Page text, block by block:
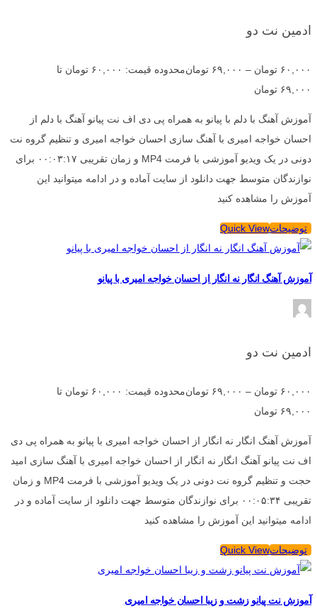
ادمین نت دو
۶۰,۰۰۰ تومان – ۶۹,۰۰۰ تومان
محدوده قیمت: ۶۰,۰۰۰ تومان تا
۶۹,۰۰۰ تومان
آموزش آهنگ با دلم با پیانو به همراه پی دی اف نت پیانو آهنگ با دلم از
احسان خواجه امیری با آهنگ سازی احسان خواجه امیری و تنظیم گروه نت
دونی در یک ویدیو آموزشی با فرمت MP4 و زمان تقریبی ۰۰:۰۳:۱۷ برای
نوازندگان متوسط جهت دانلود از سایت آماده و در ادامه میتوانید این
آموزش را مشاهده کنید
توضیحاتQuick View
آموزش آهنگ انگار نه انگار از احسان خواجه امیری با پیانو
ادمین نت دو
۶۰,۰۰۰ تومان – ۶۹,۰۰۰ تومان
محدوده قیمت: ۶۰,۰۰۰ تومان تا
۶۹,۰۰۰ تومان
آموزش آهنگ انگار نه انگار از احسان خواجه امیری با پیانو به همراه پی دی
اف نت پیانو آهنگ انگار نه انگار از احسان خواجه امیری با آهنگ سازی امید
حجت و تنظیم گروه نت دونی در یک ویدیو آموزشی با فرمت MP4 و زمان
تقریبی ۰۰:۰۵:۳۴ برای نوازندگان متوسط جهت دانلود از سایت آماده و در
ادامه میتوانید این آموزش را مشاهده کنید
توضیحاتQuick View
آموزش نت پیانو زشت و زیبا احسان خواجه امیری